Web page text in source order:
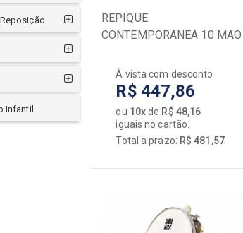
Percussion
Infantil
REPIQUE
CONTEMPORANEA 10 MAO
PELE LEITOSA
À vista com desconto
R$ 447,86
ou 10xde R$ 48,16
iguais no cartão.
Total a prazo: R$ 481,57